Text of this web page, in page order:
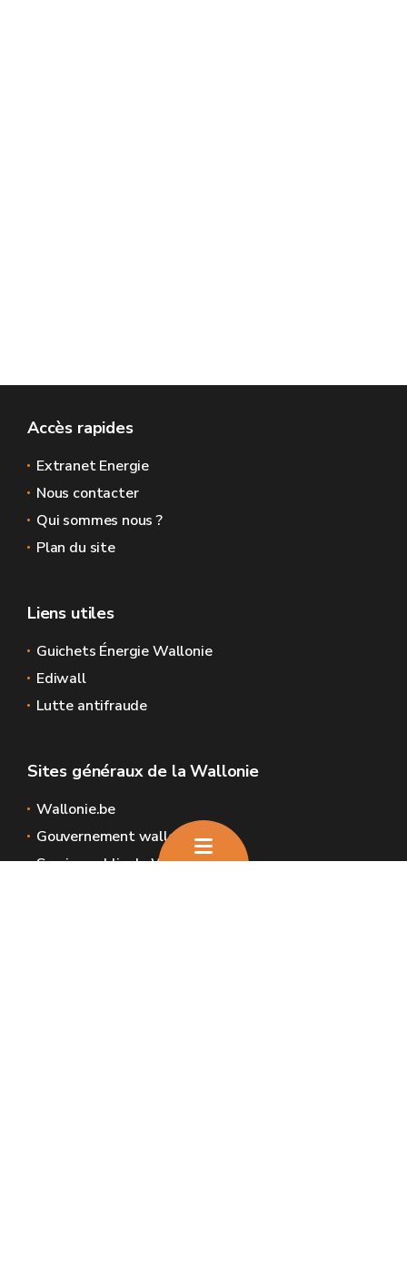
Accès rapides
Extranet Energie
Nous contacter
Qui sommes nous ?
Plan du site
Liens utiles
Guichets Énergie Wallonie
Ediwall
Lutte antifraude
Sites généraux de la Wallonie
Wallonie.be
Gouvernement wallon
Service public de Wallonie